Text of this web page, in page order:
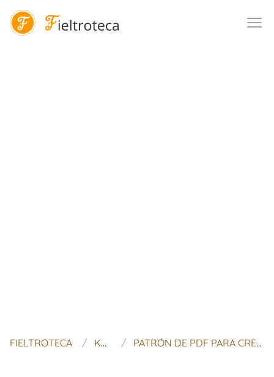
FIELTROTECA KOSUCAS PATRÓN DE PDF PARA CREAR UN PERRO DE FIELTRO